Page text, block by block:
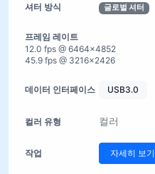
글로벌 셔터
12.0 fps @ 6464×4852
45.9 fps @ 3216×2426
USB3.0
컬러
자세히 보기